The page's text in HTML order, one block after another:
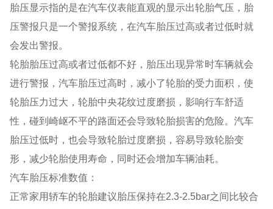
胎压显示指的是在汽车仪表能直观的显示出轮胎气压，胎
压警报只是一个警报系统，在汽车胎压过高或者过低时就
会发出警报。
轮胎胎压过高或者过低都不好，胎压出现异常时车辆就会
进行警报，汽车胎压过高时，减小了轮胎的受力面积，使
轮胎压力过大，轮胎中央花纹过度磨损，影响行车舒适
性，碰到崎岖不平的路面还会导致轮胎损害的危险。汽车
胎压过低时，也会导致轮胎过度磨损，容易导致轮胎变
形，减少轮胎使用寿命，同时还会增加车辆油耗。
汽车胎压标准数值：
正常家用轿车的轮胎建议胎压保持在2.3-2.5bar之间比较合